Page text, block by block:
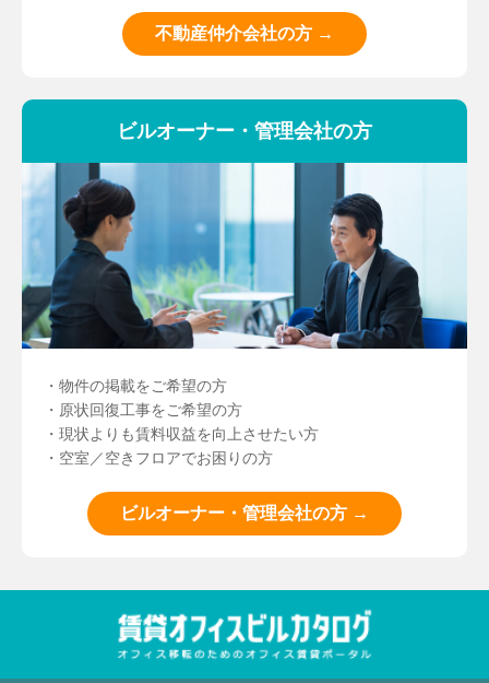
不動産仲介会社の方 →
ビルオーナー・管理会社の方
・物件の掲載をご希望の方
・原状回復工事をご希望の方
・現状よりも賃料収益を向上させたい方
・空室／空きフロアでお困りの方
ビルオーナー・管理会社の方 →